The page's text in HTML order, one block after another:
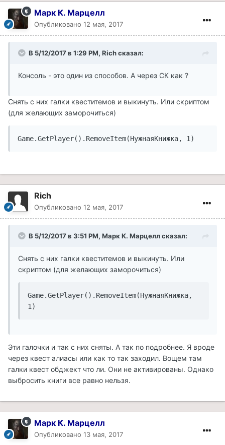
Марк К. Марцелл
Опубликовано 12 мая, 2017
В 5/12/2017 в 1:29 PM, Rich сказал:
Консоль - это один из способов. А через СК как ?
Снять с них галки квеститемов и выкинуть. Или скриптом
(для желающих заморочиться)
Rich
Опубликовано 12 мая, 2017
В 5/12/2017 в 3:51 PM, Марк К. Марцелл сказал:
Снять с них галки квеститемов и выкинуть. Или
скриптом (для желающих заморочиться)
Game.GetPlayer().RemoveItem(НужнаяКнижка,
Эти галочки и так с них сняты. А так по подробнее. Я вроде
через квест алиасы или как то так заходил. Вощем там
галки квест обджект что ли. Они не активированы. Однако
выбросить книги все равно нельзя.
Марк К. Марцелл
Опубликовано 13 мая, 2017